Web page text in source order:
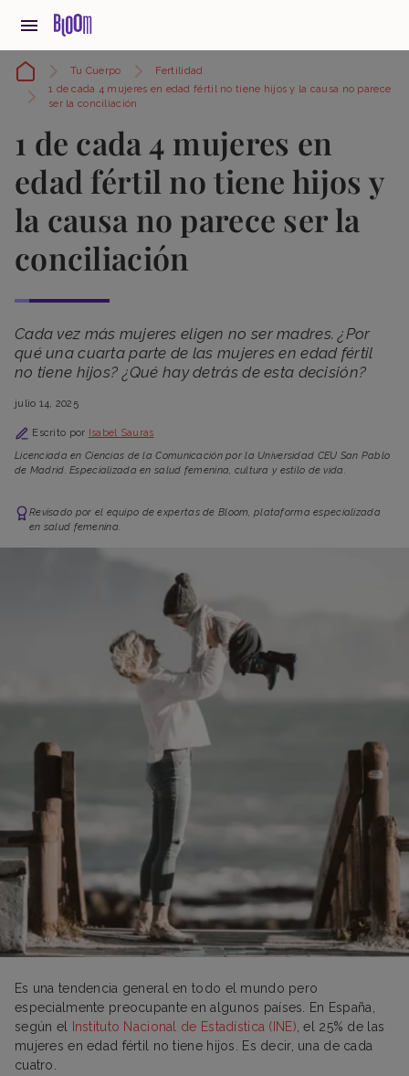
Tu Cuerpo
Fertilidad
1 de cada 4 mujeres en edad fértil no tiene hijos y la causa no parece
ser la conciliación
1 de cada 4 mujeres en
edad fértil no tiene hijos y
la causa no parece ser la
conciliación
Cada vez más mujeres eligen no ser madres. ¿Por
qué una cuarta parte de las mujeres en edad fértil
no tiene hijos? ¿Qué hay detrás de esta decisión?
julio 14, 2025
Escrito por
Isabel Sauras
Licenciada en Ciencias de la Comunicación por la Universidad CEU San Pablo
de Madrid. Especializada en salud femenina, cultura y estilo de vida.
Revisado por el equipo de expertas de Bloom, plataforma especializada
en salud femenina.
Es una tendencia general en todo el mundo pero
especialmente preocupante en algunos países. En España,
según el
Instituto Nacional de Estadística (INE) , el 25% de las
mujeres en edad fértil no tiene hijos. Es decir, una de cada
cuatro.